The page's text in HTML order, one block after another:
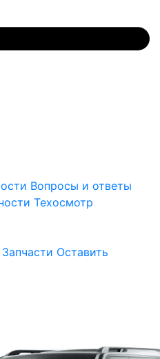
Вопросы и ответы
Техосмотр
Запчасти Оставить